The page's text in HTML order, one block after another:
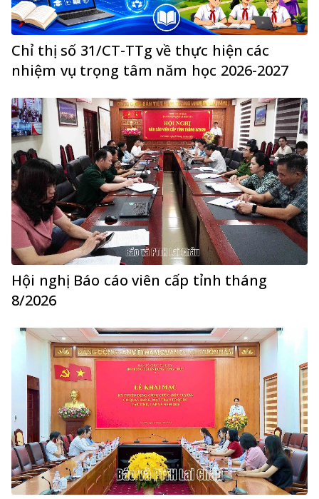
Chỉ thị số 31/CT-TTg về thực hiện các
nhiệm vụ trọng tâm năm học 2026-2027
Hội nghị Báo cáo viên cấp tỉnh tháng
8/2026